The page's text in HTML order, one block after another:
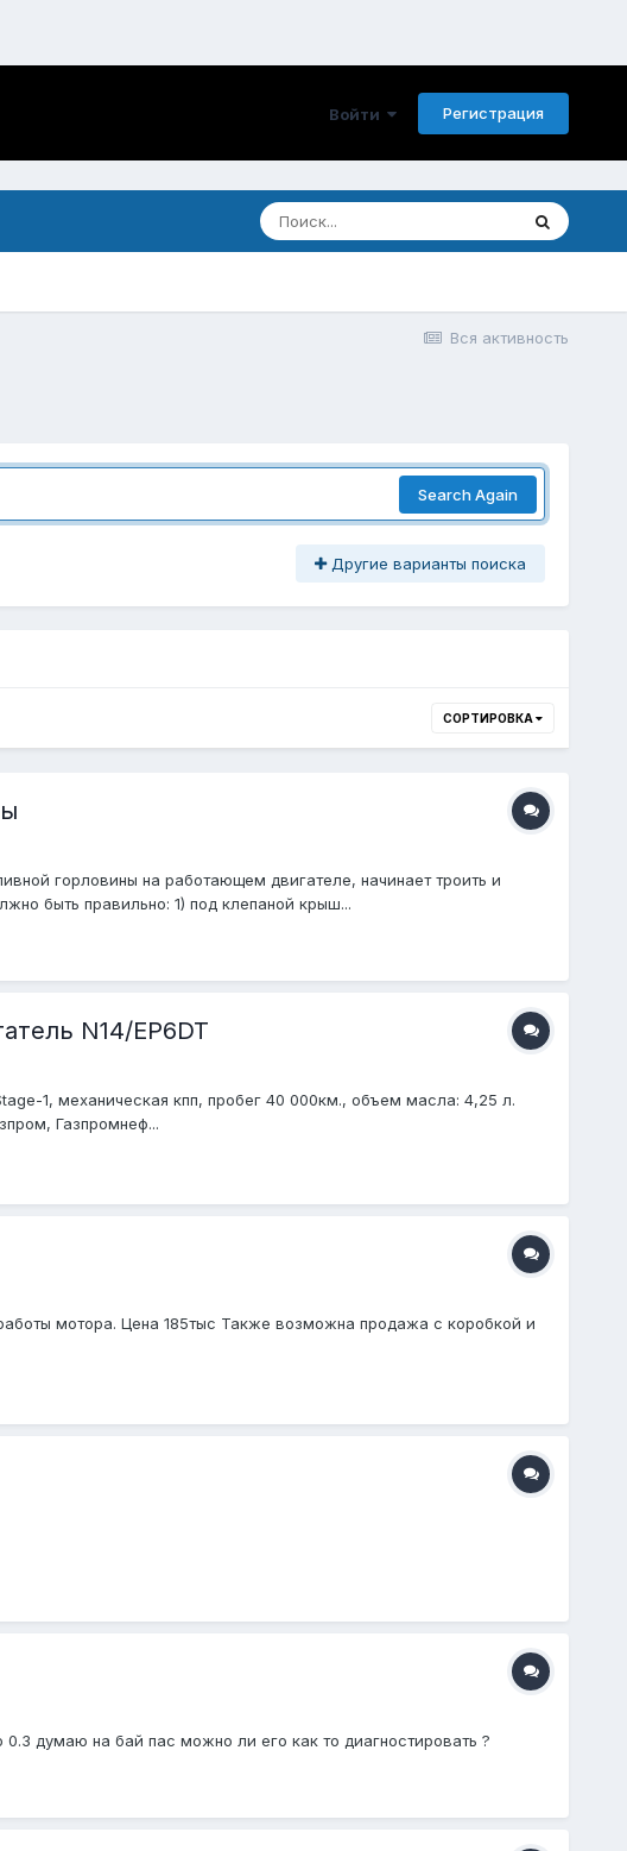
Войти Регистрация
Вся активность
Search Again
Другие варианты поиска
СОРТИРОВКА
горловины на работающем двигателе, начинает троить и
быть правильно: 1) под клепаной крыш...
N14/EP6DT
1, механическая кпп, пробег 40 000км., объем масла: 4,25 л.
Газпромнеф...
мотора. Цена 185тыс Также возможна продажа с коробкой и
думаю на бай пас можно ли его как то диагностировать ?